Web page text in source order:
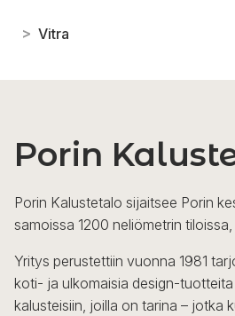
> Vitra
Porin
Porin Kalustetalo sijaitsee Porin
samoissa 1200 neliömetrin
Yritys perustettiin vuonna 1981
koti- ja ulkomaisia design-
kalusteisiin, joilla on tarina – jotka